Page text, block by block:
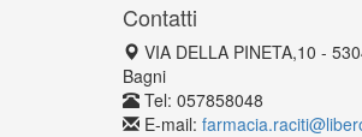
Contatti
VIA DELLA PINETA,10 -
Bagni
Tel: 057858048
E-mail: